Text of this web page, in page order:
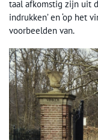
taal afkomstig zijn uit
indrukken’ en ‘op het
voorbeelden van.